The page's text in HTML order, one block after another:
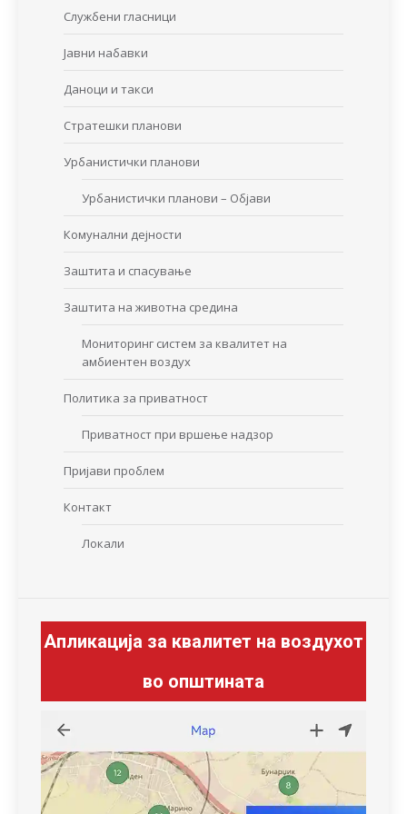
Службени гласници
Јавни набавки
Даноци и такси
Стратешки планови
Урбанистички планови
Урбанистички планови – Објави
Комунални дејности
Заштита и спасување
Заштита на животна средина
Мониторинг систем за квалитет на
амбиентен воздух
Политика за приватност
Приватност при вршење надзор
Пријави проблем
Контакт
Локали
Апликација за квалитет на воздухот
во општината